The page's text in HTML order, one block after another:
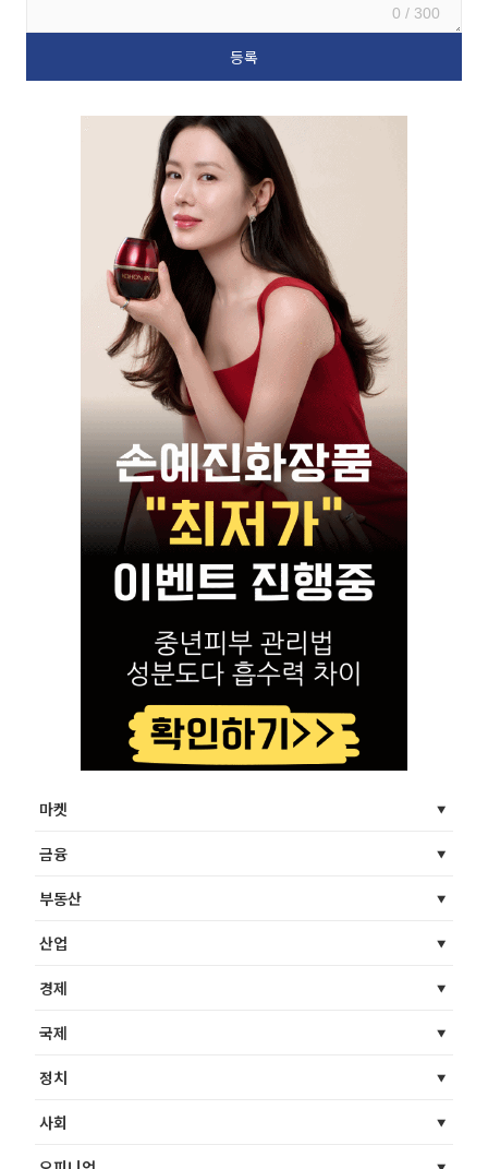
0 / 300
마켓
금융
부동산
산업
경제
국제
정치
사회